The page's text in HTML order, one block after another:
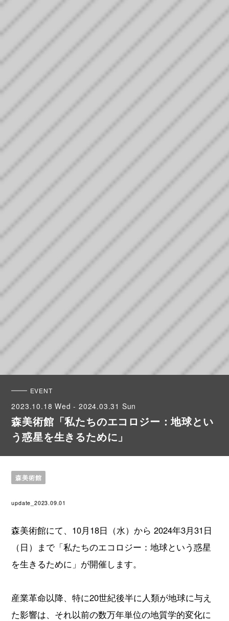
森美術館「私たちのエコロジー：地球とい
う惑星を生きるために」
2023.10.18 Wed - 2024.03.31 Sun
EVENT
森美術館
update_2023.09.01
森美術館にて、10月18日（水）から 2024年3月31日
（日）まで「私たちのエコロジー：地球という惑星
を生きるために」が開催します。
産業革命以降、特に20世紀後半に人類が地球に与え
た影響は、それ以前の数万年単位の地質学的変化に